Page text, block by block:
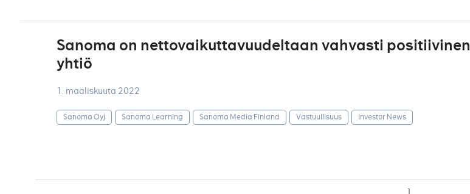
Sanoma on nettovaikuttavuudeltaan vahvasti positiivinen
yhtiö
1. maaliskuuta 2022
Sanoma Oyj Sanoma Learning Sanoma Media Finland Vastuullisuus Investor News
1